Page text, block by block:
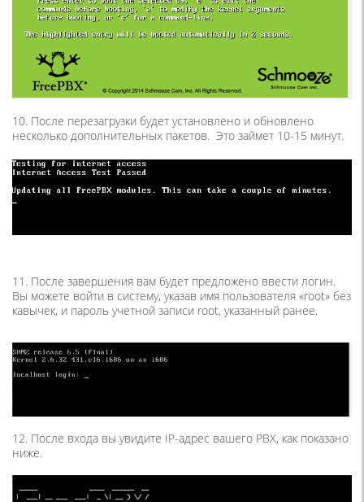
10. После перезагрузки будет установлено и обновлено
несколько дополнительных пакетов. Это займет 10-15 минут.
11. После завершения вам будет предложено ввести логин.
Вы можете войти в систему, указав имя пользователя «root» без
кавычек, и пароль учетной записи root, указанный ранее.
12. После входа вы увидите IP-адрес вашего PBX, как показано
ниже.